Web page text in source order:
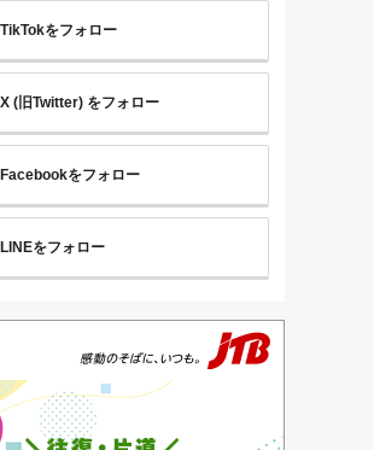
TikTokをフォロー
X (旧Twitter) をフォロー
Facebookをフォロー
LINEをフォロー